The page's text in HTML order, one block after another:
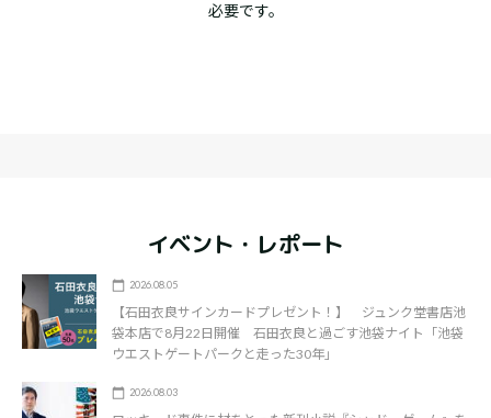
必要です。
イベント・レポート
2026.08.05
【石田衣良サインカードプレゼント！】 ジュンク堂書店池
袋本店で8月22日開催 石田衣良と過ごす池袋ナイト「池袋
ウエストゲートパークと走った30年」
2026.08.03